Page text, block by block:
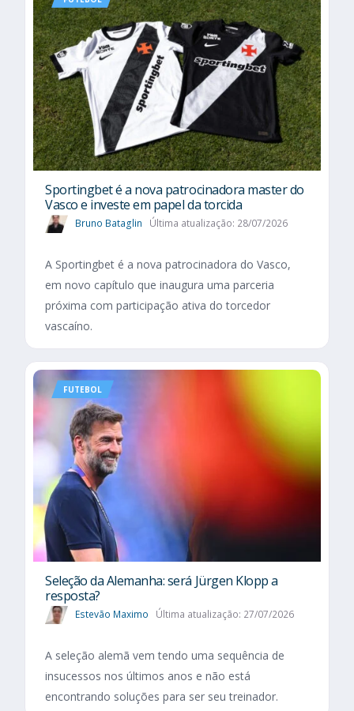
Sportingbet é a nova patrocinadora master do
Vasco e investe em papel da torcida
Bruno Bataglin Última atualização: 28/07/2026
A Sportingbet é a nova patrocinadora do Vasco,
em novo capítulo que inaugura uma parceria
próxima com participação ativa do torcedor
vascaíno.
FUTEBOL
Seleção da Alemanha: será Jürgen Klopp a
resposta?
Estevão Maximo Última atualização: 27/07/2026
A seleção alemã vem tendo uma sequência de
insucessos nos últimos anos e não está
encontrando soluções para ser seu treinador.